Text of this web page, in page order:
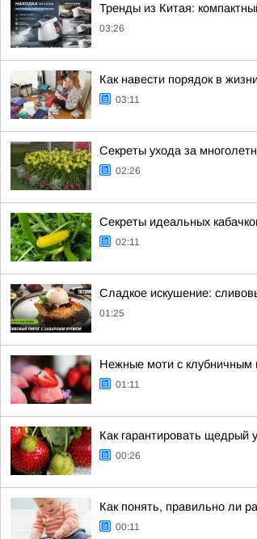
Тренды из Китая:
03:26
Как навести порядок в
03:11
Секреты ухода за
02:26
Секреты идеальных
02:11
Сладкое искушение:
01:25
Нежные моти с клубничным
01:11
Как гарантировать щедрый
00:26
Как понять, правильно ли
00:11